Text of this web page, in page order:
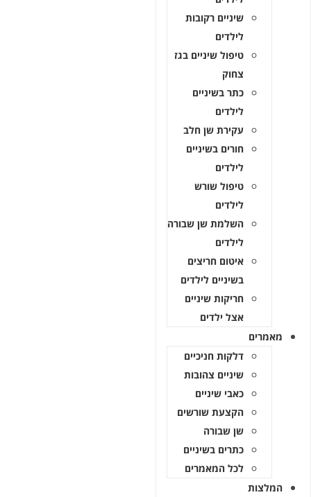
שיניים רקובות
לילדים
טיפול שיניים בגז
צחוק
כתר בשיניים
לילדים
עקירת שן חלב
חורים בשיניים
לילדים
טיפול שורש
לילדים
השלמת שן שבורה
לילדים
איטום חריצים
בשיניים לילדים
חריקות שיניים
אצל ילדים
מאמרים
דלקות חניכיים
שיניים צהובות
כאבי שיניים
הקצעת שורשים
שן שבורה
כתרים בשיניים
לכל המאמרים
המלצות